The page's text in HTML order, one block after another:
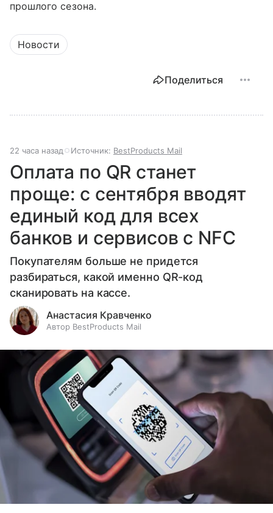
прошлого сезона.
Новости
Поделиться
22 часа назад Источник: BestProducts Mail
Оплата по QR станет
проще: с сентября вводят
единый код для всех
банков и сервисов с NFC
Покупателям больше не придется
разбираться, какой именно QR-код
сканировать на кассе.
Анастасия Кравченко
Автор BestProducts Mail